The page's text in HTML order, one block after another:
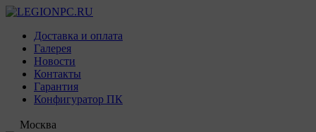
Доставка и оплата
Галерея
Новости
Контакты
Гарантия
Конфигуратор ПК
Москва